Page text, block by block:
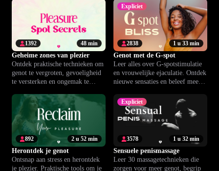
experimenten.
48 min
1392
Geheime zones van plezier
Ontdek praktische technieken om
genot te vergroten, gevoeligheid
te versterken en ongemak te
per dag.
Expliciet
1 u 33 min
2838
Genot met de G-spot
Leer alles over G-spotstimulatie
en vrouwelijke ejaculatie. Ontdek
nieuwe sensaties en beleef meer
2 u 52 min
892
Herontdek je genot
Ontsnap aan stress en herontdek
je plezier. Praktische tools om je
Expliciet
1 u 32 min
3578
Sensuele penismassage
Leer 30 massagetechnieken die
zorgen voor meer genot, begrip